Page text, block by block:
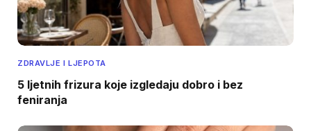
ZDRAVLJE I LJEPOTA
5 ljetnih frizura koje izgledaju dobro i bez
feniranja